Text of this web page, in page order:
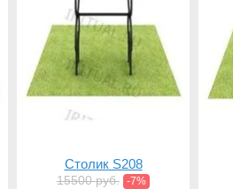
Столик S208
15500 руб. -7%